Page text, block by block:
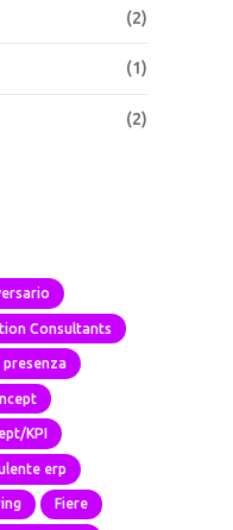
(2)
(1)
(2)
Consultants
KPI
erp
Fiere